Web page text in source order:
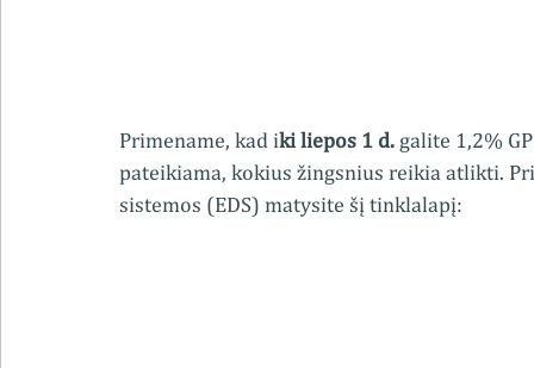
Primename, kad iki liepos 1 d. galite 1,2%
pateikiama, kokius žingsnius reikia atlikti.
sistemos (EDS) matysite šį tinklalapį: